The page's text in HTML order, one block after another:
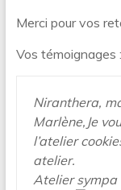
Merci pour vos
Vos témoignages :
Niranthera,
Marlène,Je
l’atelier
atelier.
Atelier sympa